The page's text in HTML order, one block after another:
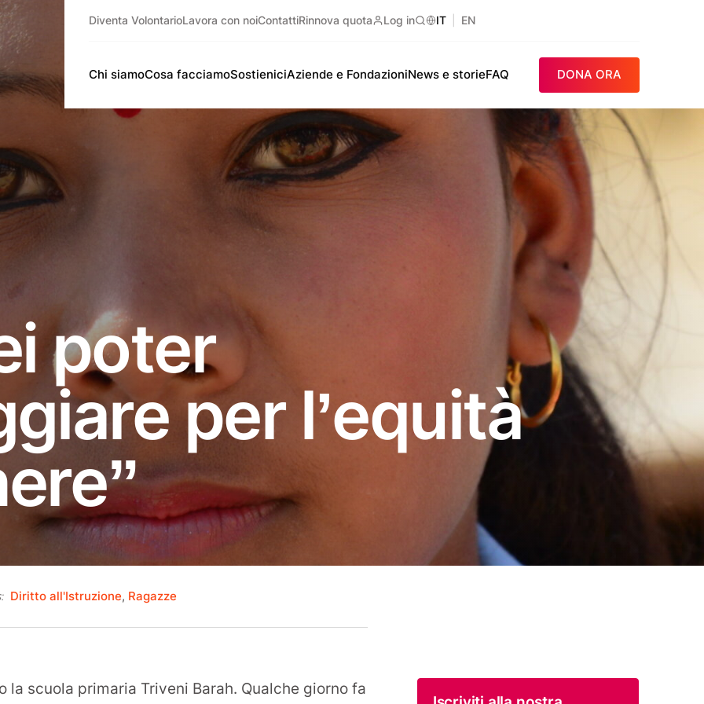
Chi siamoCosa facciamoSostieniciAziende e FondazioniNews e storieFAQ DONA ORA
Diventa VolontarioLavora con noiContattiRinnova quota Log in
Ricerca
IT EN
poter
per l’equità
Diritto all'Istruzione, Ragazze
la scuola primaria Triveni Barah. Qualche giorno fa